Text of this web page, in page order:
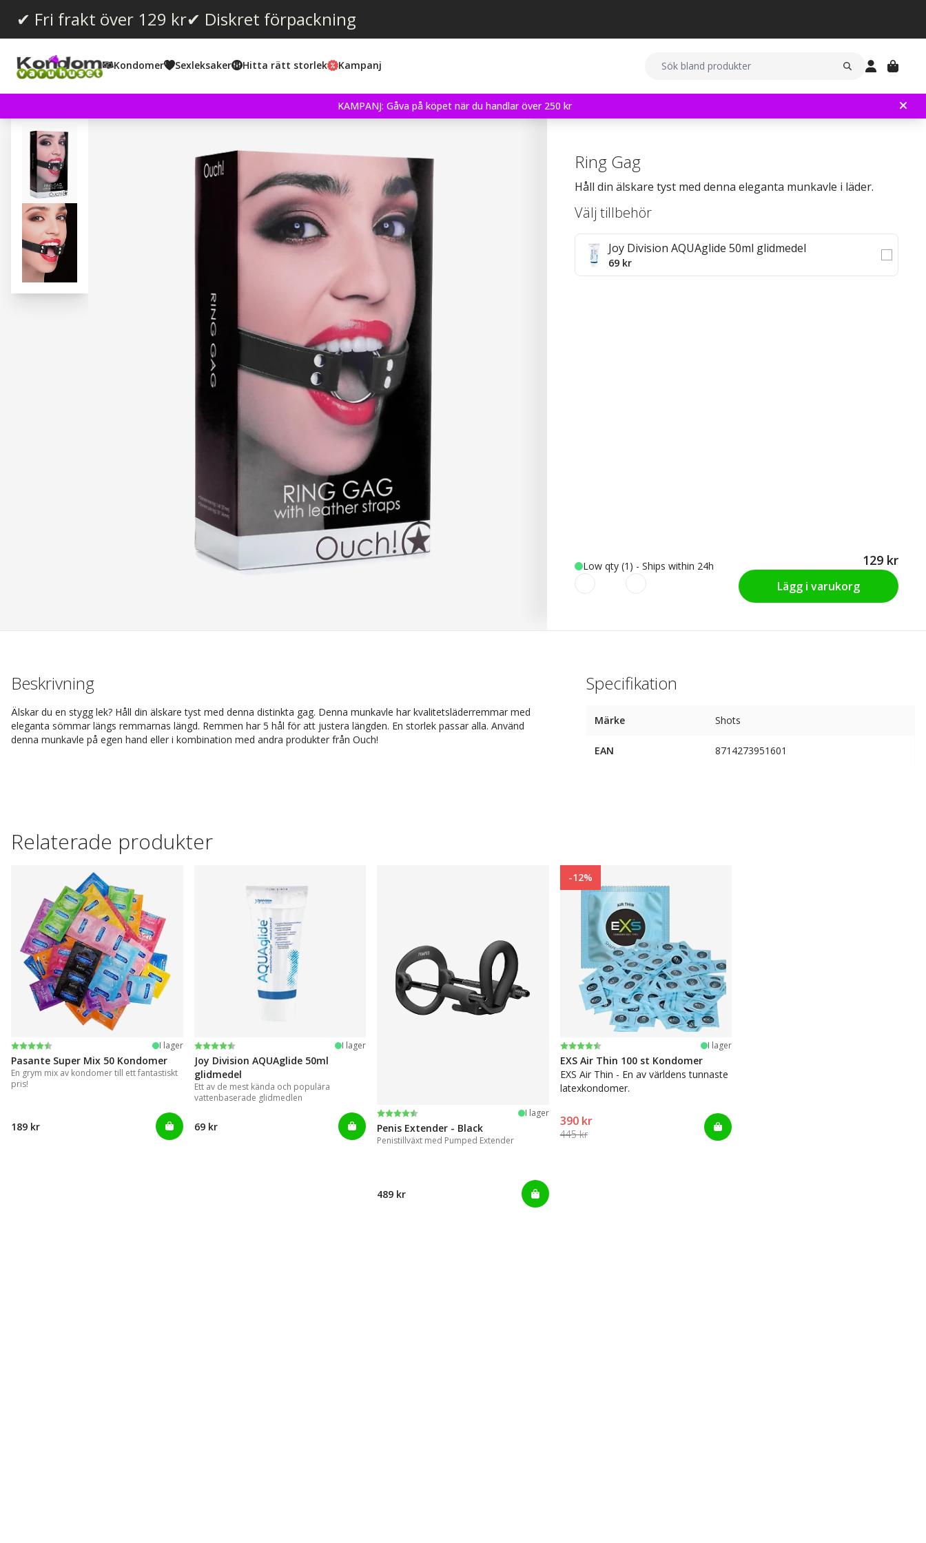
✔ Fri frakt över 129 kr✔ Diskret förpackning
Kondomer Sexleksaker Hitta rätt storlek Kampanj
KAMPANJ: Gåva på köpet när du handlar över 250 kr
Ring Gag
Håll din älskare tyst med denna eleganta munkavle i läder.
Välj tillbehör
Joy Division AQUAglide 50ml glidmedel
69 kr
Low qty (1) - Ships within 24h 129 kr
Lägg i varukorg
Beskrivning
Älskar du en stygg lek? Håll din älskare tyst med denna distinkta gag. Denna munkavle har kvalitetsläderremmar med
eleganta sömmar längs remmarnas längd. Remmen har 5 hål för att justera längden. En storlek passar alla. Använd
denna munkavle på egen hand eller i kombination med andra produkter från Ouch!
Specifikation
Märke Shots
EAN 8714273951601
Relaterade produkter
Betyg:
4.4 utav 5 stjärnor I lager
Pasante Super Mix 50 Kondomer
En grym mix av kondomer till ett fantastiskt
pris!
189 kr
Betyg:
4.2 utav 5 stjärnor I lager
Joy Division AQUAglide 50ml
glidmedel
Ett av de mest kända och populära
vattenbaserade glidmedlen
69 kr
Betyg:
4.4 utav 5 stjärnor I lager
Penis Extender - Black
Penistillväxt med Pumped Extender
489 kr
-12%
Betyg:
4.6 utav 5 stjärnor I lager
EXS Air Thin 100 st Kondomer
EXS Air Thin - En av världens tunnaste
latexkondomer.
390 kr
445 kr